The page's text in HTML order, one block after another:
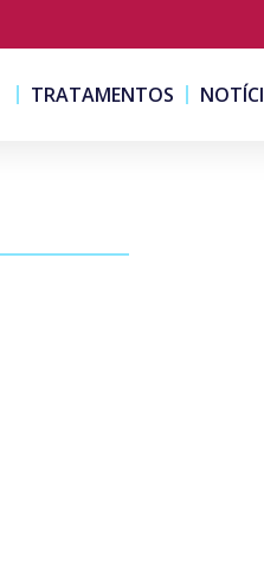
TRATAMENTOS